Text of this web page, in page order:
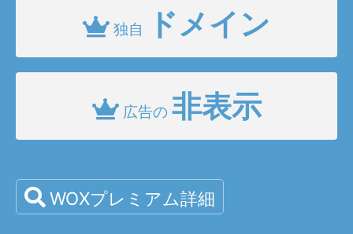
独自 ドメイン
広告の 非表示
WOXプレミアム詳細